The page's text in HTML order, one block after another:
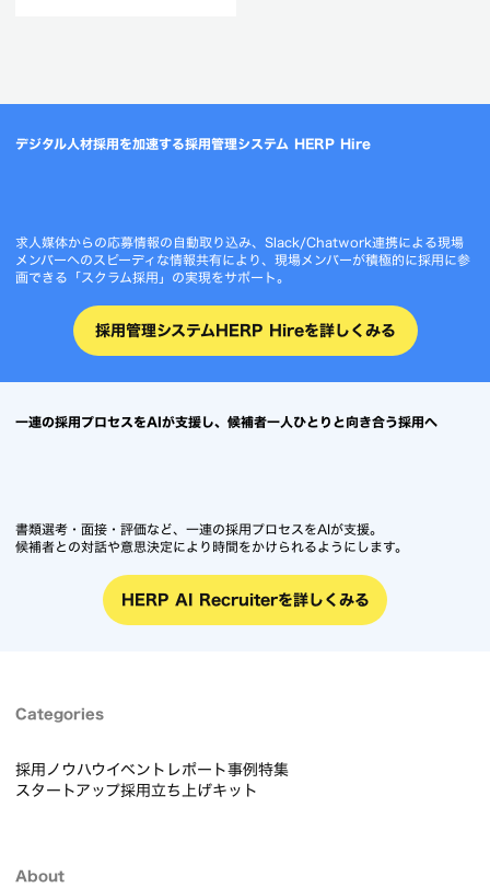
デジタル人材採用を加速する採用管理システム HERP Hire
求人媒体からの応募情報の自動取り込み、Slack/Chatwork連携による現場
メンバーへのスピーディな情報共有により、現場メンバーが積極的に採用に参
画できる「スクラム採用」の実現をサポート。
採用管理システムHERP Hireを詳しくみる
一連の採用プロセスをAIが支援し、候補者一人ひとりと向き合う採用へ
書類選考・面接・評価など、一連の採用プロセスをAIが支援。
候補者との対話や意思決定により時間をかけられるようにします。
HERP AI Recruiterを詳しくみる
Categories
採用ノウハウイベントレポート事例特集
スタートアップ採用立ち上げキット
About